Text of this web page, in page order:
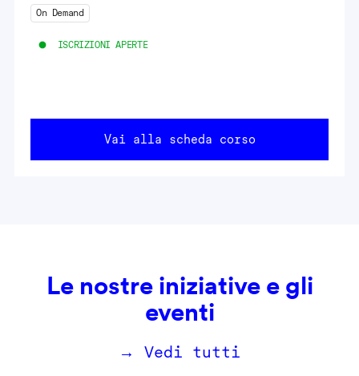
On Demand
ISCRIZIONI APERTE
Vai alla scheda corso
Le nostre iniziative e gli
eventi
→ Vedi tutti